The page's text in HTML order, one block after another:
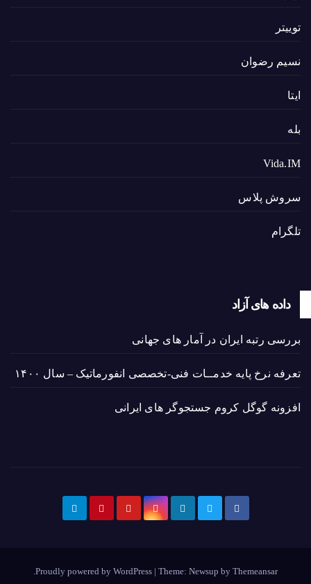
توییتر
نسیم رضوان
ایتا
بله
Vida.IM
سروش پلاس
تلگرام
داده های آزاد
بررسی رتبه ایران در آمار های جهانی
تعرفه نرخ پایه خدمــات فنی-تخصصی انفورماتیک – سال ۱۴۰۰
افزونه گوگل کروم جستجوگر های ایرانی
Proudly powered by WordPress | Theme: Newsup by Themeansar
.